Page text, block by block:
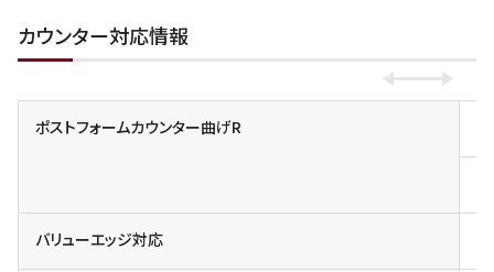
カウンター対応情報
ポストフォームカウンター曲げR
バリューエッジ対応